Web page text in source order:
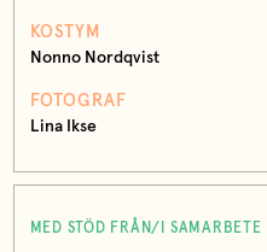
KOSTYM
Nonno Nordqvist
FOTOGRAF
Lina Ikse
MED STÖD FRÅN/I SAMARBETE